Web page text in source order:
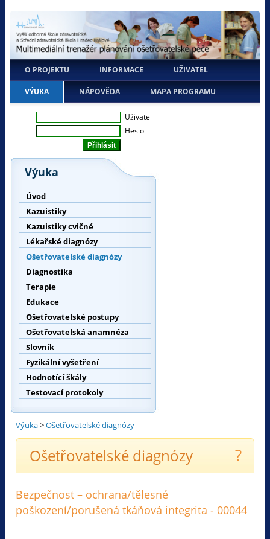
O PROJEKTU INFORMACE UŽIVATEL
VÝUKA NÁPOVĚDA MAPA PROGRAMU
Uživatel
Heslo
Výuka
Úvod
Kazuistiky
Kazuistiky cvičné
Lékařské diagnózy
Ošetřovatelské diagnózy
Diagnostika
Terapie
Edukace
Ošetřovatelské postupy
Ošetřovatelská anamnéza
Slovník
Fyzikální vyšetření
Hodnotící škály
Testovací protokoly
Výuka>Ošetřovatelské diagnózy
Ošetřovatelské diagnózy ?
Bezpečnost – ochrana/tělesné
poškození/porušená tkáňová integrita - 00044